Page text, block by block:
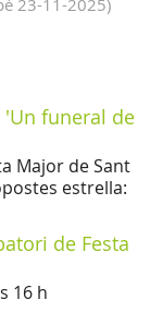
23-11-2025)
'Un funeral de
Major de Sant
estrella:
de Festa
16 h